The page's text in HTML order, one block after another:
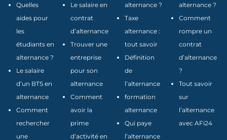
Quelles
aides pour
les
étudiants en
alternance ?
Le salaire
d’un BTS en
alternance
Comment
rechercher
une
Le salaire en
contrat
d’alternance
Trouver une
entreprise
pour son
alternance
Comment
avoir la
prime
d’activité en
alternance ?
Taxe
alternance :
tout savoir
Définition
de
l’alternance
formation
alternance
Qui paye
l’alternance
alternance ?
Comment
rompre un
contrat
d’alternance
?
Tout savoir
sur
l’alternance
avec AFi24